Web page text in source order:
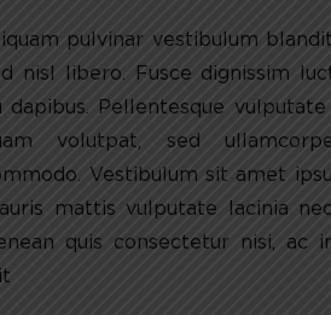
pulvinar vestibulum
nisl libero. Fusce dignissim
dapibus. Pellentesque vulputate
volutpat, sed
Vestibulum sit amet
mattis vulputate lacinia
quis consectetur nisi, ac